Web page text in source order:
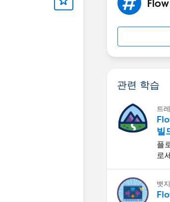
Flow
관련 학습
트
빌
플
로
뱃지